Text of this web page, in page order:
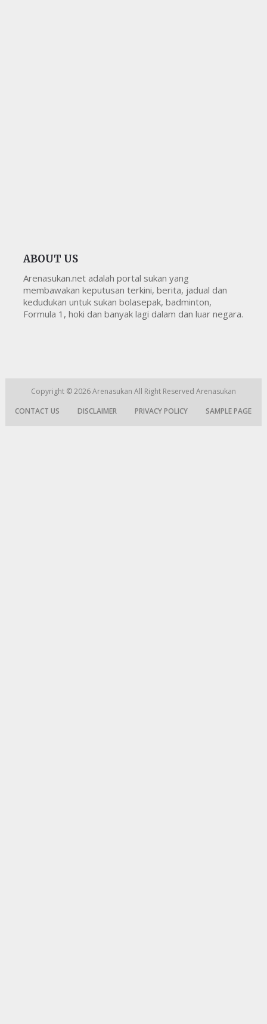
ABOUT US
Arenasukan.net adalah portal sukan yang
membawakan keputusan terkini, berita, jadual dan
kedudukan untuk sukan bolasepak, badminton,
Formula 1, hoki dan banyak lagi dalam dan luar negara.
Copyright © 2026Arenasukan All Right Reserved Arenasukan
CONTACT US
DISCLAIMER PRIVACY POLICY SAMPLE PAGE